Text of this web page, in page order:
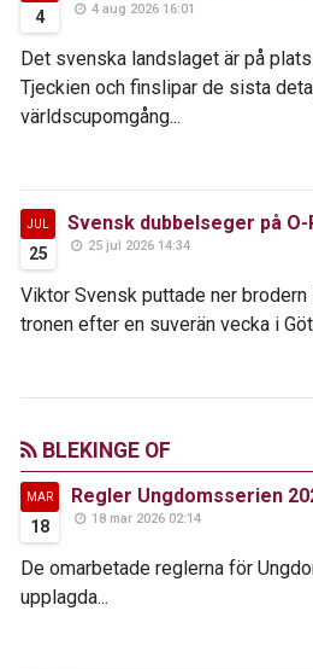
4 4 aug 2026 16:01
Det svenska landslaget är på
Tjeckien och finslipar de sista
världscupomgång...
JUL
25
Svensk dubbelseger på
25 jul 2026 14:34
Viktor Svensk puttade ner brodern
tronen efter en suverän vecka i
BLEKINGE OF
MAR
18
Regler Ungdomsserien
18 mar 2026 02:14
De omarbetade reglerna för
upplagda...